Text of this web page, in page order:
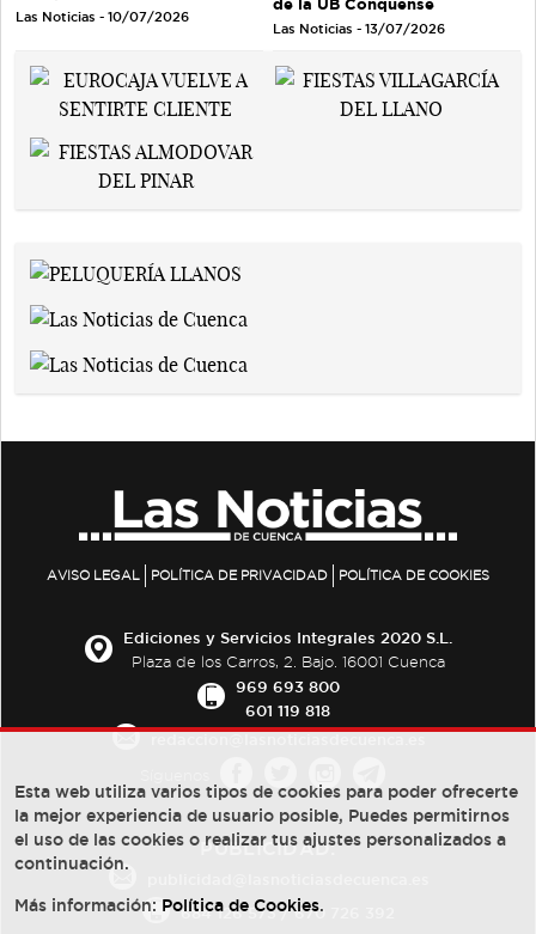
Las Noticias - 10/07/2026
de la UB Conquense
Las Noticias - 13/07/2026
AVISO LEGAL POLÍTICA DE PRIVACIDAD POLÍTICA DE COOKIES
Ediciones y Servicios Integrales 2020 S.L.
Plaza de los Carros, 2. Bajo. 16001 Cuenca
969 693 800
601 119 818
PUBLICIDAD:
684 126 573/670 726 392
Esta web utiliza varios tipos de cookies para poder ofrecerte
la mejor experiencia de usuario posible, Puedes permitirnos
el uso de las cookies o realizar tus ajustes personalizados a
continuación.
Más información: Política de Cookies.